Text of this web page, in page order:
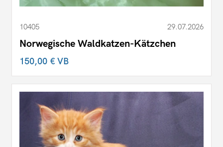
10405 29.07.2026
Norwegische Waldkatzen-Kätzchen
150,00 €VB